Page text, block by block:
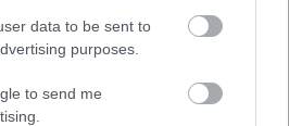
data to be sent to
purposes.
to send me
του Χάρβαρντ
καλλιεργήσει αυτή τη
τις πιθανότητες να
του, σημειώνοντας συνεχώς